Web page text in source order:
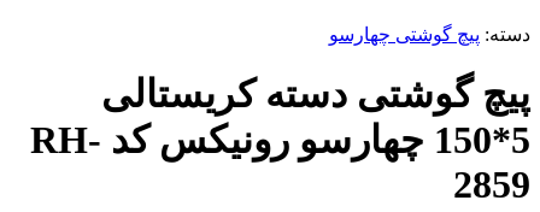
دسته: پیچ گوشتی چهارسو
پیچ گوشتی دسته کریستالی
5*150 چهارسو رونیکس کد RH-
2859